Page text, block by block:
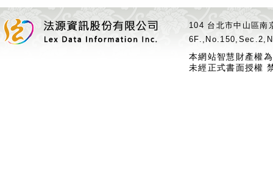
104 台北市中山區
本網站智慧財產權
未經正式書面授權